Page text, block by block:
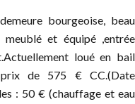
bourgeoise, beau
et équipé ,entrée
loué en bail
de 575 € CC.(Date
: 50 € (chauffage et eau